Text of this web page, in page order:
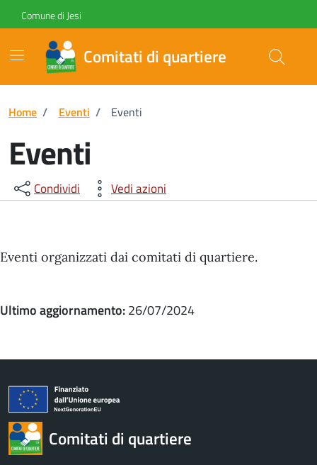
Skip to Main Content
Vai ai contenuti
Vai al footer
Comune di Jesi
Comitati di quartiere
Home / Eventi / Eventi
Eventi
Condividi Vedi azioni
Eventi organizzati dai comitati di quartiere.
Ultimo aggiornamento:26/07/2024
Comitati di quartiere